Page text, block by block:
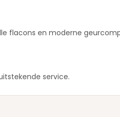
flacons en moderne
service.